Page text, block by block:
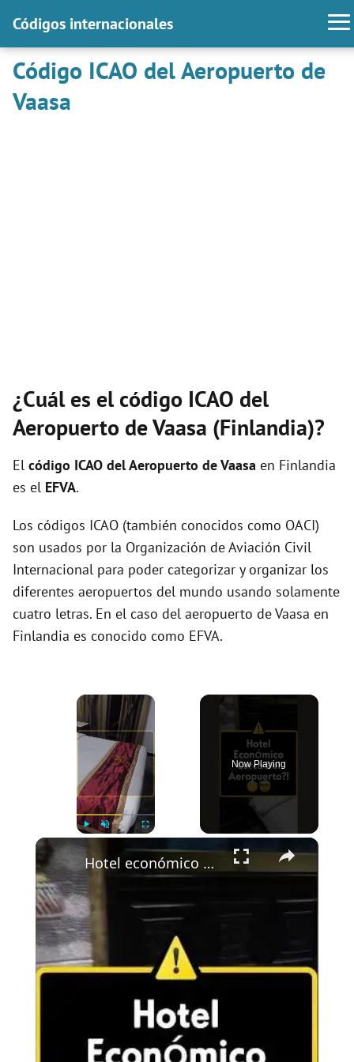
Códigos internacionales
Código ICAO del Aeropuerto de
Vaasa
¿Cuál es el código ICAO del
Aeropuerto de Vaasa (Finlandia)?
El código ICAO delAeropuerto de Vaasa en Finlandia
es el EFVA.
Los códigos ICAO (también conocidos como OACI)
son usados por la Organización de Aviación Civil
Internacional para poder categorizar y organizar los
diferentes aeropuertos del mundo usando solamente
cuatro letras. En el caso del aeropuerto de Vaasa en
Finlandia es conocido como EFVA.
×
Now Playing
×
Hotel económico cerca del aeropuerto de Saigón ✈️ Ohlala, c’est pas cher! 😳